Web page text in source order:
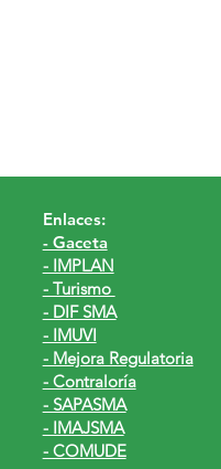
Enlaces:
- Gaceta
- IMPLAN
- Turismo
- DIF SMA
- IMUVI
- Mejora Regulatoria
- Contraloría
- SAPASMA
- IMAJSMA
- COMUDE